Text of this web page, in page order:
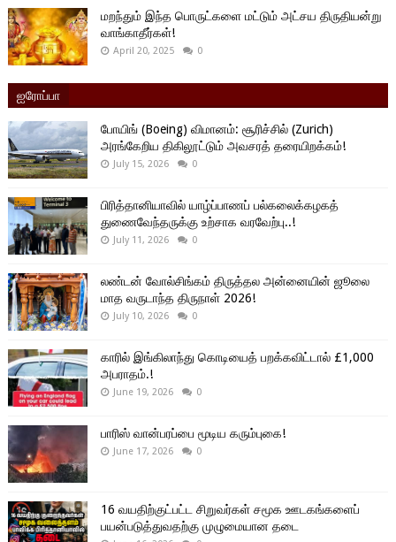
மறந்தும் இந்த பொருட்களை மட்டும் அட்சய திருதியன்று
வாங்காதீர்கள்!
April 20, 2025 0
ஐரோப்பா
போயிங் (Boeing) விமானம்: சூரிச்சில் (Zurich)
அரங்கேறிய திகிலூட்டும் அவசரத் தரையிறக்கம்!
July 15, 2026 0
பிரித்தானியாவில் யாழ்ப்பாணப் பல்கலைக்கழகத்
துணைவேந்தருக்கு உற்சாக வரவேற்பு..!
July 11, 2026 0
லண்டன் வோல்சிங்கம் திருத்தல அன்னையின் ஜூலை
மாத வருடாந்த திருநாள் 2026!
July 10, 2026 0
காரில் இங்கிலாந்து கொடியைத் பறக்கவிட்டால் £1,000
அபராதம்.!
June 19, 2026 0
பாரிஸ் வான்பரப்பை மூடிய கரும்புகை!
June 17, 2026 0
16 வயதிற்குட்பட்ட சிறுவர்கள் சமூக ஊடகங்களைப்
பயன்படுத்துவதற்கு முழுமையான தடை